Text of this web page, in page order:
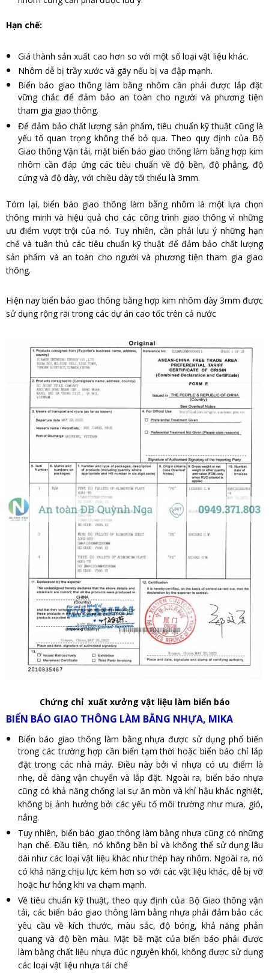
Hạn chế:
Giá thành sản xuất cao hơn so với một số loại vật liệu khác.
Nhôm dễ bị trầy xước và gãy nếu bị va đập mạnh.
Biển báo giao thông làm bằng nhôm cần phải được lắp đặt
vững chắc để đảm bảo an toàn cho người và phương tiện
tham gia giao thông.
Để đảm bảo chất lượng sản phẩm, tiêu chuẩn kỹ thuật cũng là
yếu tố quan trọng không thể bỏ qua. Theo quy định của Bộ
Giao thông Vận tải, mặt biển báo giao thông làm bằng hợp kim
nhôm cần đáp ứng các tiêu chuẩn về độ bền, độ phẳng, độ
cứng và độ dày, với chiều dày tối thiểu là 3mm.
Tóm lại, biển báo giao thông làm bằng nhôm là một lựa chọn
thông minh và hiệu quả cho các công trình giao thông vì những
ưu điểm vượt trội của nó. Tuy nhiên, cần phải lưu ý những hạn
chế và tuân thủ các tiêu chuẩn kỹ thuật để đảm bảo chất lượng
sản phẩm và an toàn cho người và phương tiện tham gia giao
thông.
Hiện nay biển báo giao thông bằng hợp kim nhôm dày 3mm được
sử dụng rộng rãi trong các dự án cao tốc trên cả nước
Chứng chỉ xuất xưởng vật liệu làm biển báo
BIỂN BÁO GIAO THÔNG LÀM BẰNG NHỰA, MIKA
Biển báo giao thông làm bằng nhựa được sử dụng phổ biến
trong các trường hợp cần biển tạm thời hoặc biển báo chỉ lắp
đặt trong các nhà máy. Điều này bởi vì nhựa có ưu điểm là
nhẹ, dễ dàng vận chuyển và lắp đặt. Ngoài ra, biển báo nhựa
cũng có khả năng chống lại sự ăn mòn và khí hậu khắc nghiệt,
không bị ảnh hưởng bởi các yếu tố môi trường như mưa, gió,
nắng.
Tuy nhiên, biển báo giao thông làm bằng nhựa cũng có những
hạn chế. Đầu tiên, nó không bền bỉ và không thể sử dụng lâu
dài như các loại vật liệu khác như thép hay nhôm. Ngoài ra, nó
có khả năng chịu lực kém hơn so với các vật liệu khác, dễ bị vỡ
hoặc hư hỏng khi va chạm mạnh.
Về tiêu chuẩn kỹ thuật, theo quy định của Bộ Giao thông vận
tải, các biển báo giao thông làm bằng nhựa phải đảm bảo các
yêu cầu về kích thước, màu sắc, độ bóng, khả năng phản
quang và độ bền màu. Mặt bề mặt của biển báo phải được
làm bằng chất liệu nhựa đúc nguyên khối, không được sử dụng
các loại vật liệu nhựa tái chế